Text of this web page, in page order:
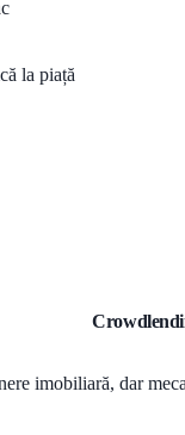
la piață
imobiliară, dar